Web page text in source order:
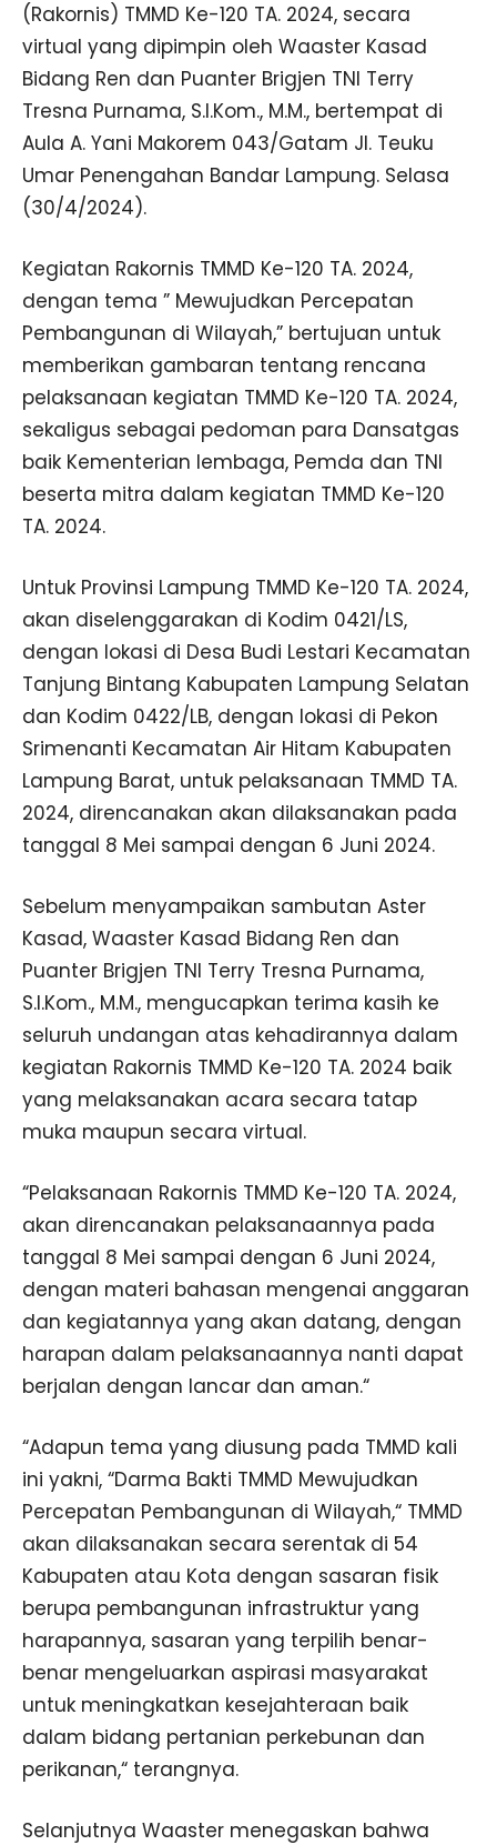
(Rakornis) TMMD Ke-120 TA. 2024, secara
virtual yang dipimpin oleh Waaster Kasad
Bidang Ren dan Puanter Brigjen TNI Terry
Tresna Purnama, S.I.Kom., M.M., bertempat di
Aula A. Yani Makorem 043/Gatam Jl. Teuku
Umar Penengahan Bandar Lampung. Selasa
(30/4/2024).
Kegiatan Rakornis TMMD Ke-120 TA. 2024,
dengan tema ” Mewujudkan Percepatan
Pembangunan di Wilayah,” bertujuan untuk
memberikan gambaran tentang rencana
pelaksanaan kegiatan TMMD Ke-120 TA. 2024,
sekaligus sebagai pedoman para Dansatgas
baik Kementerian lembaga, Pemda dan TNI
beserta mitra dalam kegiatan TMMD Ke-120
TA. 2024.
Untuk Provinsi Lampung TMMD Ke-120 TA. 2024,
akan diselenggarakan di Kodim 0421/LS,
dengan lokasi di Desa Budi Lestari Kecamatan
Tanjung Bintang Kabupaten Lampung Selatan
dan Kodim 0422/LB, dengan lokasi di Pekon
Srimenanti Kecamatan Air Hitam Kabupaten
Lampung Barat, untuk pelaksanaan TMMD TA.
2024, direncanakan akan dilaksanakan pada
tanggal 8 Mei sampai dengan 6 Juni 2024.
Sebelum menyampaikan sambutan Aster
Kasad, Waaster Kasad Bidang Ren dan
Puanter Brigjen TNI Terry Tresna Purnama,
S.I.Kom., M.M., mengucapkan terima kasih ke
seluruh undangan atas kehadirannya dalam
kegiatan Rakornis TMMD Ke-120 TA. 2024 baik
yang melaksanakan acara secara tatap
muka maupun secara virtual.
“Pelaksanaan Rakornis TMMD Ke-120 TA. 2024,
akan direncanakan pelaksanaannya pada
tanggal 8 Mei sampai dengan 6 Juni 2024,
dengan materi bahasan mengenai anggaran
dan kegiatannya yang akan datang, dengan
harapan dalam pelaksanaannya nanti dapat
berjalan dengan lancar dan aman.“
“Adapun tema yang diusung pada TMMD kali
ini yakni, “Darma Bakti TMMD Mewujudkan
Percepatan Pembangunan di Wilayah,“ TMMD
akan dilaksanakan secara serentak di 54
Kabupaten atau Kota dengan sasaran fisik
berupa pembangunan infrastruktur yang
harapannya, sasaran yang terpilih benar-
benar mengeluarkan aspirasi masyarakat
untuk meningkatkan kesejahteraan baik
dalam bidang pertanian perkebunan dan
perikanan,“ terangnya.
Selanjutnya Waaster menegaskan bahwa